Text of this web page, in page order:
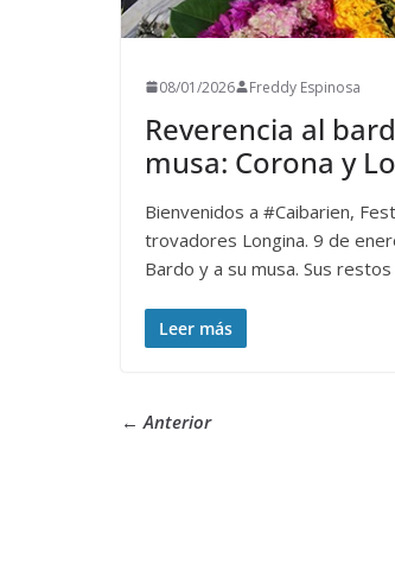
08/01/2026 Freddy Espinosa
Reverencia al
musa: Corona y
Bienvenidos a #Caibarien,
trovadores Longina. 9 de
Bardo y a su musa. Sus restos
Leer más
← Anterior